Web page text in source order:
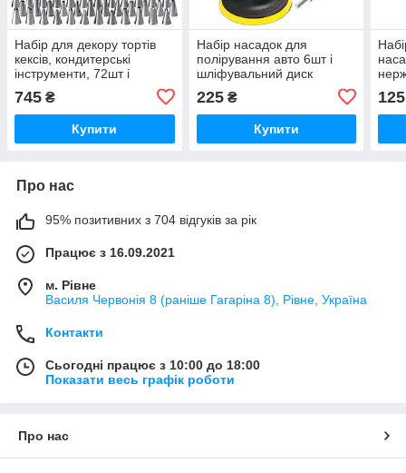
Набір для декору тортів
кексів, кондитерські
інструменти, 72шт і
745 ₴
Купити
Набір насадок для
полірування авто 6шт і
шліфувальний диск
225₴
Купити
125
Про нас
95% позитивних з 704 відгуків за рік
Працює з 16.09.2021
м. Рівне
Василя Червонія 8 (раніше Гагаріна 8), Рівне, Україна
Контакти
Сьогодні працює з 10:00 до 18:00
Показати весь графік роботи
Про нас